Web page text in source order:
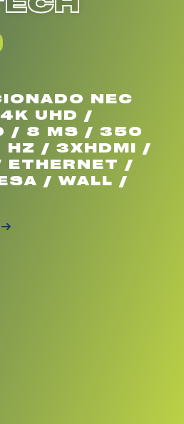
NEC
UHD /
/ 8 MS / 350
/ 3XHDMI /
/
/ WALL /